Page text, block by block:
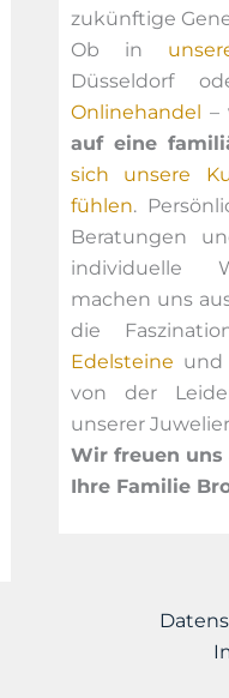
zukünftige
Ob in
Düsseldorf
Onlinehandel –
auf eine
sich unsere
fühlen.
Beratungen
individuelle
machen uns
die
Edelsteine und
von der
unserer
Wir freuen uns
Ihre Familie